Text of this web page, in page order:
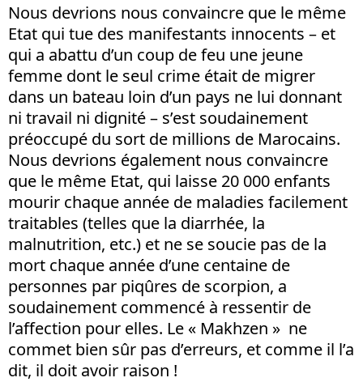
Nous devrions nous convaincre que le même
Etat qui tue des manifestants innocents – et
qui a abattu d’un coup de feu une jeune
femme dont le seul crime était de migrer
dans un bateau loin d’un pays ne lui donnant
ni travail ni dignité – s’est soudainement
préoccupé du sort de millions de Marocains.
Nous devrions également nous convaincre
que le même Etat, qui laisse 20 000 enfants
mourir chaque année de maladies facilement
traitables (telles que la diarrhée, la
malnutrition, etc.) et ne se soucie pas de la
mort chaque année d’une centaine de
personnes par piqûres de scorpion, a
soudainement commencé à ressentir de
l’affection pour elles. Le « Makhzen » ne
commet bien sûr pas d’erreurs, et comme il l’a
dit, il doit avoir raison !